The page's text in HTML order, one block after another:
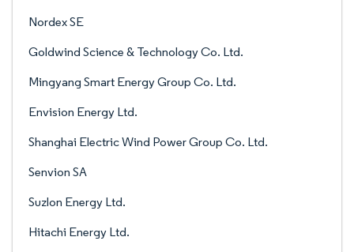
Nordex SE
Goldwind Science & Technology Co. Ltd.
Mingyang Smart Energy Group Co. Ltd.
Envision Energy Ltd.
Shanghai Electric Wind Power Group Co. Ltd.
Senvion SA
Suzlon Energy Ltd.
Hitachi Energy Ltd.